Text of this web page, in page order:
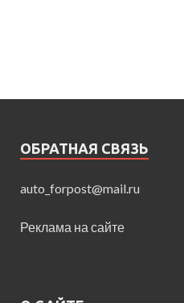
ОБРАТНАЯ СВЯЗЬ
auto_forpost@mail.ru
Реклама на сайте